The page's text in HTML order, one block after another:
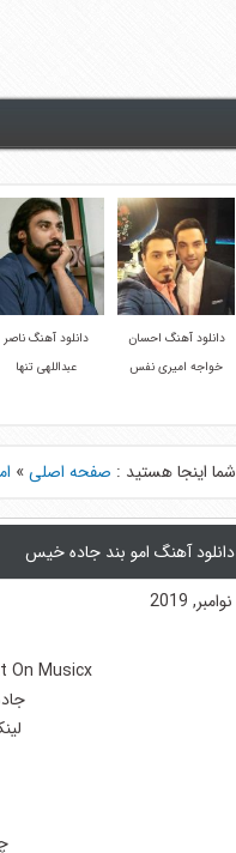
دانلود آهنگ احسان
خواجه امیری نفس
دانلود آهنگ ناصر
عبداللهی تنها
شما اینجا هستید : صفحه اصلی»
دانلود آهنگ امو بند جاده خیس
On Musicx